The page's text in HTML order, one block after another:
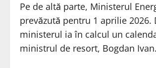
Pe de altă parte, Ministerul
prevăzută pentru 1 aprilie
ministerul ia în calcul un
ministrul de resort, Bogdan Ivan.